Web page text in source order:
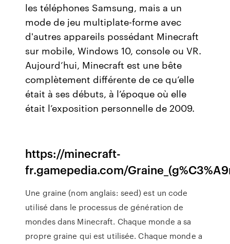
les téléphones Samsung, mais a un
mode de jeu multiplate-forme avec
d'autres appareils possédant Minecraft
sur mobile, Windows 10, console ou VR.
Aujourd’hui, Minecraft est une bête
complètement différente de ce qu’elle
était à ses débuts, à l’époque où elle
était l’exposition personnelle de 2009.
https://minecraft-
fr.gamepedia.com/
Une graine (nom anglais: seed) est un code
utilisé dans le processus de génération de
mondes dans Minecraft. Chaque monde a sa
propre graine qui est utilisée. Chaque monde a